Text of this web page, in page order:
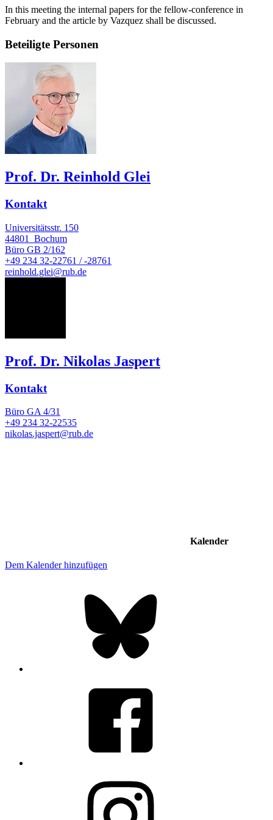
In this meeting the internal papers for the fellow-conference in
February and the article by Vazquez shall be discussed.
Beteiligte Personen
Prof. Dr. Reinhold Glei
Kontakt
Universitätsstr. 150
44801
Bochum
Büro GB 2/162
+49 234 32-22761 / -28761
reinhold.glei@rub.de
Prof. Dr. Nikolas Jaspert
Kontakt
Büro GA 4/31
+49 234 32-22535
nikolas.jaspert@rub.de
Kalender
Dem Kalender hinzufügen